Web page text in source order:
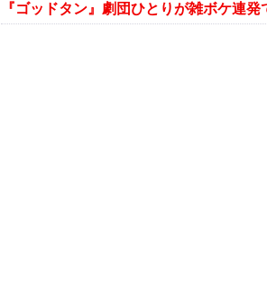
『ゴッドタン』劇団ひとりが雑ボケ連